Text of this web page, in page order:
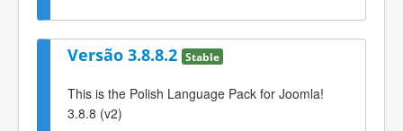
Versão 3.8.8.2 Stable
This is the Polish Language Pack for Joomla!
3.8.8 (v2)